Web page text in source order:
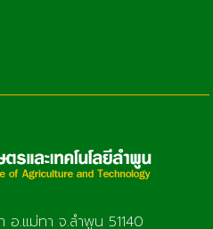
อ.แม่ทา จ.ลำพูน 51140